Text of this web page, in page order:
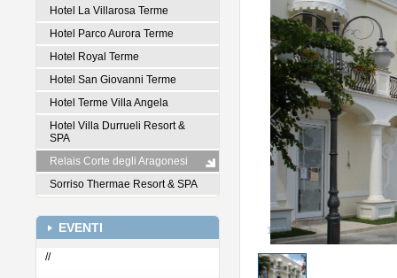
1/1
Hotel La Villarosa Terme
Hotel Parco Aurora Terme
Hotel Royal Terme
Hotel San Giovanni Terme
Hotel Terme Villa Angela
Hotel Villa Durrueli Resort &
SPA
Relais Corte degli Aragonesi
Sorriso Thermae Resort & SPA
EVENTI
//